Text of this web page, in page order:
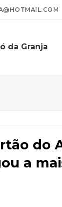
da Granja
do
a